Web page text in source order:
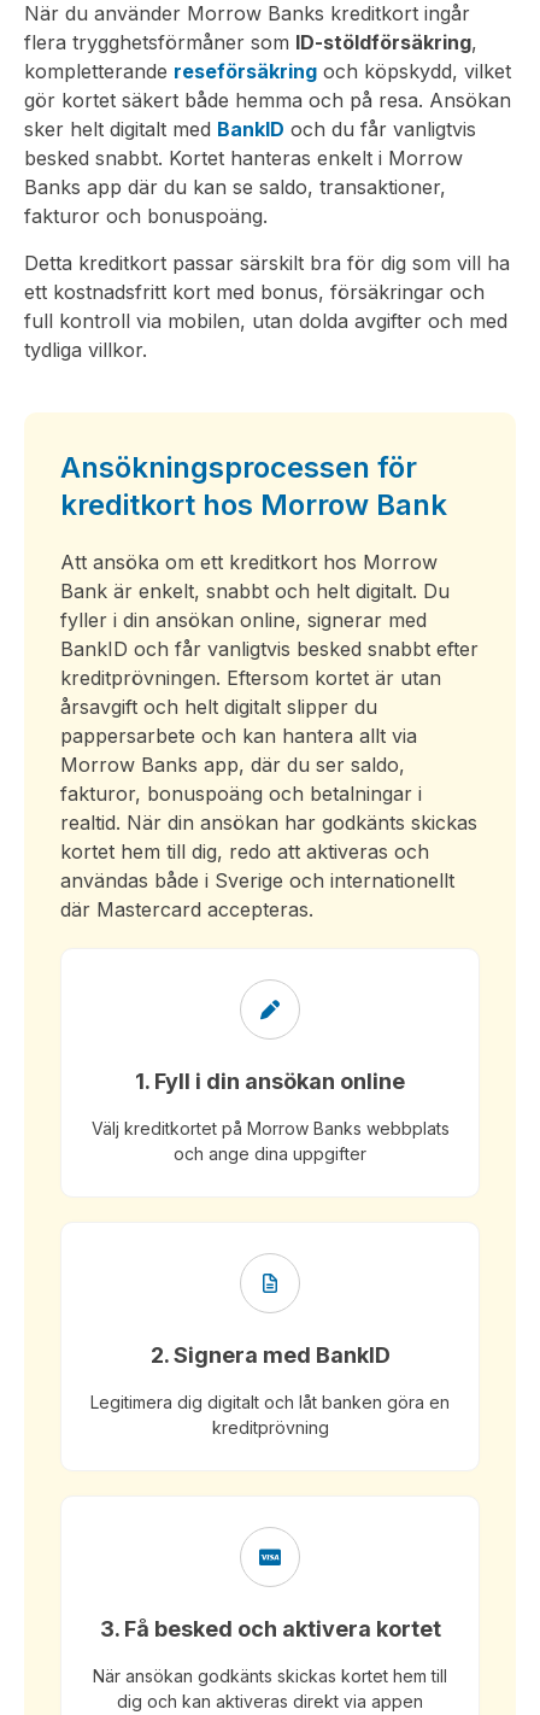
När du använder Morrow Banks kreditkort ingår
flera trygghetsförmåner som ID-stöldförsäkring,
kompletterande reseförsäkring och köpskydd, vilket
gör kortet säkert både hemma och på resa. Ansökan
sker helt digitalt med BankID och du får vanligtvis
besked snabbt. Kortet hanteras enkelt i Morrow
Banks app där du kan se saldo, transaktioner,
fakturor och bonuspoäng.
Detta kreditkort passar särskilt bra för dig som vill ha
ett kostnadsfritt kort med bonus, försäkringar och
full kontroll via mobilen, utan dolda avgifter och med
tydliga villkor.
Ansökningsprocessen för
kreditkort hos Morrow Bank
Att ansöka om ett kreditkort hos Morrow
Bank är enkelt, snabbt och helt digitalt. Du
fyller i din ansökan online, signerar med
BankID och får vanligtvis besked snabbt efter
kreditprövningen. Eftersom kortet är utan
årsavgift och helt digitalt slipper du
pappersarbete och kan hantera allt via
Morrow Banks app, där du ser saldo,
fakturor, bonuspoäng och betalningar i
realtid. När din ansökan har godkänts skickas
kortet hem till dig, redo att aktiveras och
användas både i Sverige och internationellt
där Mastercard accepteras.
1. Fyll i din ansökan online
Välj kreditkortet på Morrow Banks webbplats
och ange dina uppgifter
2. Signera med BankID
Legitimera dig digitalt och låt banken göra en
kreditprövning
3. Få besked och aktivera kortet
När ansökan godkänts skickas kortet hem till
dig och kan aktiveras direkt via appen